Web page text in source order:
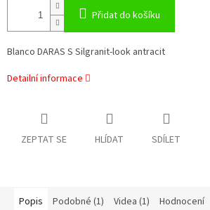
Přidat do košíku
Blanco DARAS S Silgranit-look antracit
Detailní informace
ZEPTAT SE HLÍDAT SDÍLET
Popis Podobné (1) Videa (1) Hodnocení